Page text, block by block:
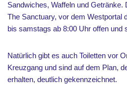
Sandwiches, Waffeln und Getränke.
The Sanctuary, vor dem Westportal
bis samstags ab 8:00 Uhr offen und
Natürlich gibt es auch Toiletten vor
Kreuzgang und sind auf dem Plan,
erhalten, deutlich gekennzeichnet.